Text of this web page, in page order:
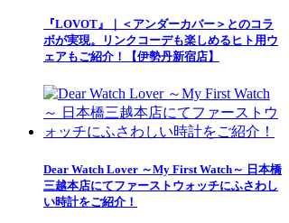
『LOVOT』｜＜アンダーカバー＞とのコラ
ボが実現。リンクコーデも楽しめるヒト用ウ
ェアもご紹介！【伊勢丹新宿店】
Dear Watch Lover ～My First Watch～ 日本橋
三越本店にてファーストウォッチにふさわし
い時計をご紹介！